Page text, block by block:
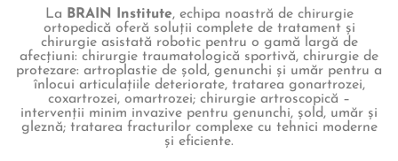
La BRAIN Institute, echipa noastră de chirurgie
ortopedică oferă soluții complete de tratament și
chirurgie asistată robotic pentru o gamă largă de
afecțiuni: chirurgie traumatologică sportivă, chirurgie de
protezare: artroplastie de șold, genunchi și umăr pentru a
înlocui articulațiile deteriorate, tratarea gonartrozei,
coxartrozei, omartrozei; chirurgie artroscopică –
intervenții minim invazive pentru genunchi, șold, umăr și
gleznă; tratarea fracturilor complexe cu tehnici moderne
și eficiente.